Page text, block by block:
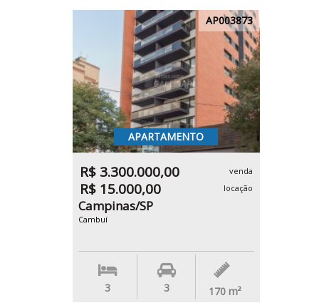
AP003873
APARTAMENTO
R$ 3.300.000,00 venda
R$ 15.000,00 locação
Campinas/SP
Cambuí
3 3 170 m²